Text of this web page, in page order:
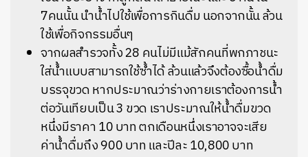
7คนนั้น นำน้ำไปใช้เพื่อการกินดื่ม นอกจากนั้น ล้วน
ใช้เพื่อกิจกรรมอื่นๆ
จากผลสำรวจทั้ง 28 คนไม่มีแม้สักคนที่พกภาชนะ
ใส่น้ำแบบสามารถใช้ซ้ำได้ ล้วนแล้วจึงต้องซื้อน้ำดื่ม
บรรจุขวด หากประมาณว่าร่างกายเราต้องการน้ำ
ต่อวันเทียบเป็น 3 ขวด เราประมาณให้น้ำดื่มขวด
หนึ่งมีราคา 10 บาท ตกเดือนหนึ่งเราอาจจะเสีย
ค่าน้ำดื่มถึง 900 บาท และปีละ 10,800 บาท